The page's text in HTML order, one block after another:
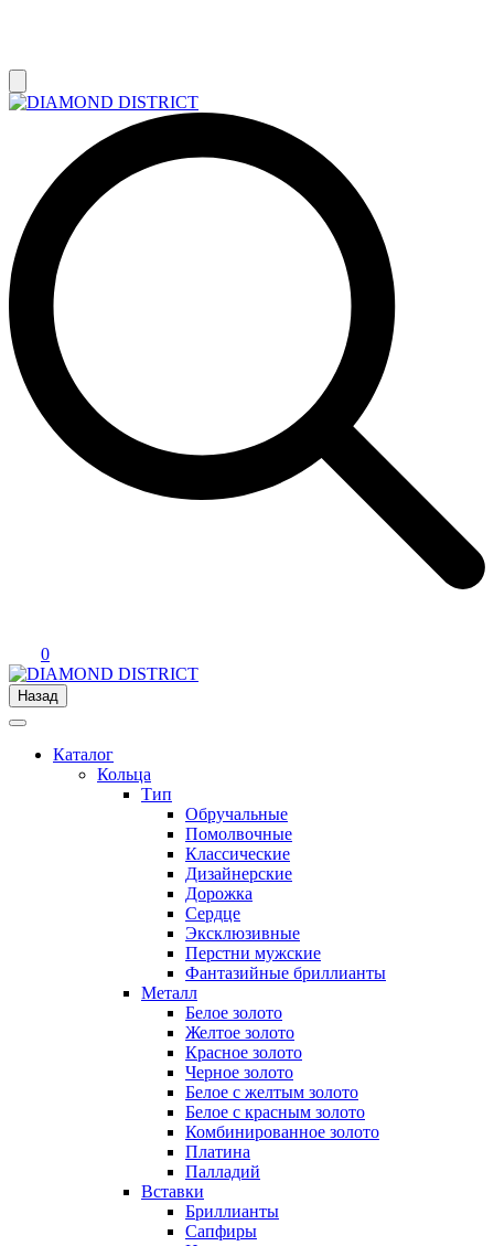
0
Назад
Каталог
Кольца
Тип
Обручальные
Помолвочные
Классические
Дизайнерские
Дорожка
Сердце
Эксклюзивные
Перстни мужские
Фантазийные бриллианты
Металл
Белое золото
Желтое золото
Красное золото
Черное золото
Белое с желтым золото
Белое с красным золото
Комбинированное золото
Платина
Палладий
Вставки
Бриллианты
Сапфиры